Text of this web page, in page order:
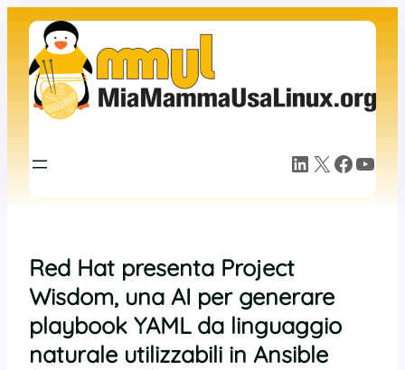
contenuto
LinkedIn X Facebook YouTube
Red Hat presenta Project
Wisdom, una AI per generare
playbook YAML da linguaggio
naturale utilizzabili in Ansible